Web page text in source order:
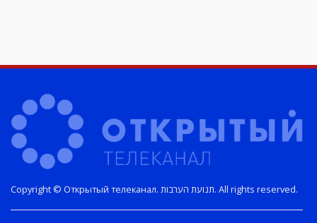
Copyright © Открытый телеканал. תנועת הערבות. All rights reserved.